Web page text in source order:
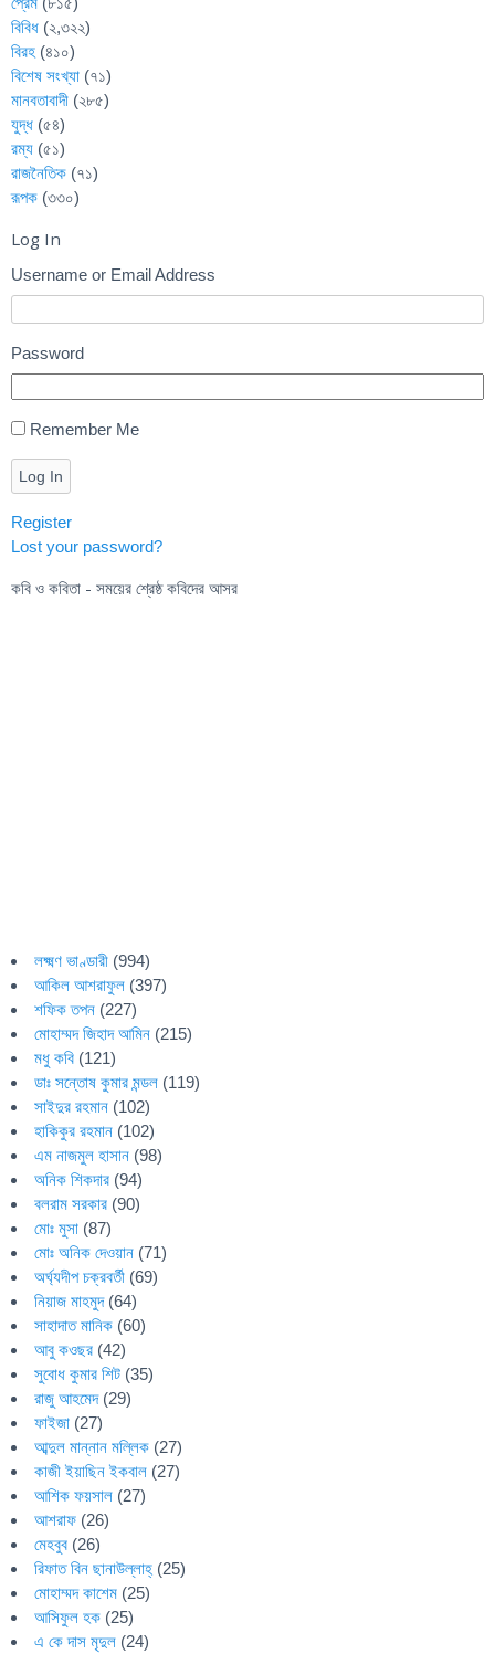
বিবিধ (২,৩২২)
বিরহ (৪১০)
বিশেষ সংখ্যা (৭১)
মানবতাবাদী (২৮৫)
যুদ্ধ (৫৪)
রম্য (৫১)
রাজনৈতিক (৭১)
রূপক (৩৩০)
Log In
Username or Email Address
Password
Remember Me
Log In
Register
Lost your password?
কবি ও কবিতা - সময়ের শ্রেষ্ঠ কবিদের আসর
লক্ষ্মণ ভাণ্ডারী (994)
আকিল আশরাফুল (397)
শফিক তপন (227)
মোহাম্মদ জিহাদ আমিন (215)
মধু কবি (121)
ডাঃ সন্তোষ কুমার মন্ডল (119)
সাইদুর রহমান (102)
হাকিকুর রহমান (102)
এম নাজমুল হাসান (98)
অনিক শিকদার (94)
বলরাম সরকার (90)
মোঃ মুসা (87)
মোঃ অনিক দেওয়ান (71)
অর্ঘ্যদীপ চক্রবর্তী (69)
নিয়াজ মাহমুদ(64)
সাহাদাত মানিক (60)
আবু কওছর (42)
সুবোধ কুমার শিট (35)
রাজু আহমেদ(29)
ফাইজা (27)
আব্দুল মান্নান মল্লিক (27)
কাজী ইয়াছিন ইকবাল (27)
আশিক ফয়সাল (27)
আশরাফ (26)
মেহবুব (26)
রিফাত বিন ছানাউল্লাহ্ (25)
মোহাম্মদ কাশেম (25)
আসিফুল হক (25)
এ কে দাস মৃদুল (24)